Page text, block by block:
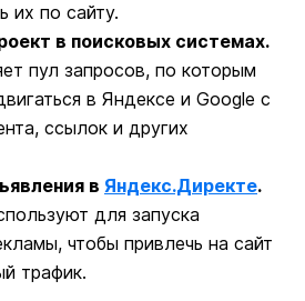
их по сайту.
в поисковых системах.
пул запросов, по которым
в Яндексе и Google с
ссылок и других
в Яндекс.Директе.
для запуска
чтобы привлечь на сайт
трафик.